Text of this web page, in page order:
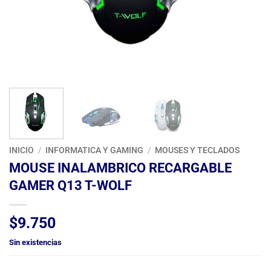
INICIO / INFORMATICA Y GAMING / MOUSES Y TECLADOS
MOUSE INALAMBRICO RECARGABLE
GAMER Q13 T-WOLF
$9.750
Sin existencias